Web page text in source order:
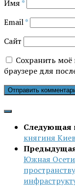
Имя *
Email*
Сайт
Сохранить моё
браузере для
Следующая
княгиня
Южная